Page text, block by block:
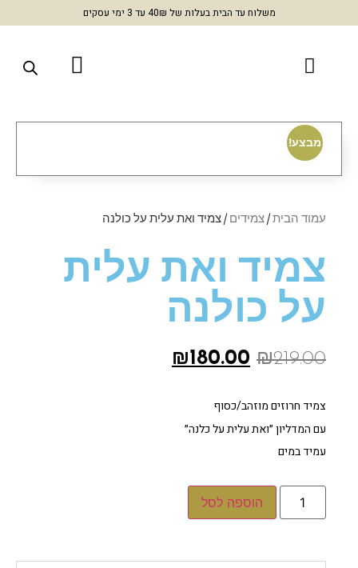
משלוח עד הבית בעלות של 40₪ עד 3 ימי עסקים
עמוד הבית/צמידים/ צמיד ואת עלית על כולנה
צמיד ואת עלית
על כולנה
₪219.00
₪180.00
צמיד חרוזים מוזהב/כסוף
עם המדליון ״ואת עלית על כלנה״
עמיד במים
הוספה לסל
מבצע!